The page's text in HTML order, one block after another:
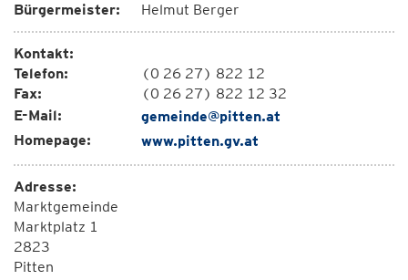
Bürgermeister:
Helmut Berger
Kontakt:
Telefon:
(0 26 27) 822 12
Fax:
(0 26 27) 822 12 32
E-Mail:
gemeinde@pitten.at
Homepage:
www.pitten.gv.at
Adresse:
Marktgemeinde
Marktplatz 1
2823
Pitten